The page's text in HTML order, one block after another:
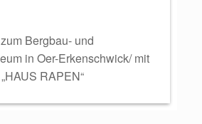
Bergbau- und
in Oer-Erkenschwick/ mit
RAPEN“